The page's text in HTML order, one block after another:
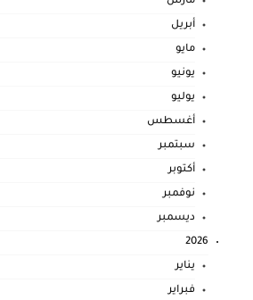
أبريل
مايو
يونيو
يوليو
أغسطس
سبتمبر
أكتوبر
نوفمبر
ديسمبر
2026
يناير
فبراير